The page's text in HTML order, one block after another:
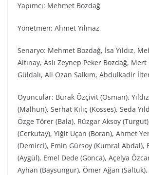
Yapımcı: Mehmet Bozdağ
Yönetmen: Ahmet Yılmaz
Senaryo: Mehmet Bozdağ, İsa Yıldız,
Altınay, Aslı Zeynep Peker Bozdağ,
Güldalı, Ali Ozan Salkım, Abdulkadir
Oyuncular: Burak Özçivit (Osman),
(Malhun), Serhat Kılıç (Kosses), Seda
Özge Törer (Bala), Rüzgar Aksoy
(Cerkutay), Yiğit Uçan (Boran), Ahmet
(Demirci), Emin Gürsoy (Kumral Abdal),
(Aygül), Emel Dede (Gonca), Açelya
Ayhan (Baysungur), Ömer Ağan